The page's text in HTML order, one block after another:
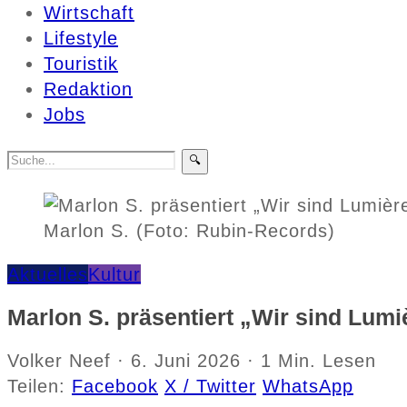
Wirtschaft
Lifestyle
Touristik
Redaktion
Jobs
🔍
Marlon S. (Foto: Rubin-Records)
AktuellesKultur
Marlon S. präsentiert „Wir sind
Volker Neef · 6. Juni 2026 · 1 Min. Lesen
Teilen: Facebook X / Twitter WhatsApp